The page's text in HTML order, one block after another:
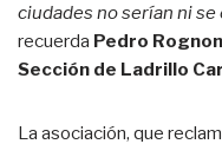
ciudades no serían ni
recuerda Pedro
Sección de Ladrillo
La asociación, que